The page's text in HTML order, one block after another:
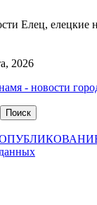
Елец, елецкие
2026
- новости